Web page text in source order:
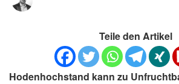
Teile den Artikel
Hodenhochstand kann zu